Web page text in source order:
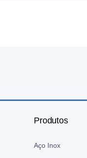
Produtos
Aço Inox